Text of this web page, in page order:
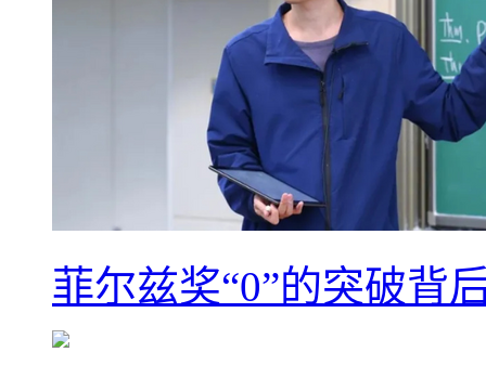
菲尔兹奖“0”的突破背